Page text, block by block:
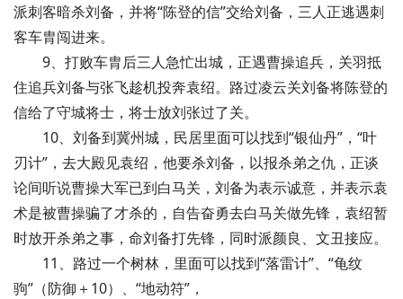
派刺客暗杀刘备，并将“陈登的信”交给刘备，三人正逃遇刺
客车胄闯进来。
9、打败车胄后三人急忙出城，正遇曹操追兵，关羽抵
住追兵刘备与张飞趁机投奔袁绍。路过凌云关刘备将陈登的
信给了守城将士，将士放刘张过了关。
10、刘备到冀州城，民居里面可以找到“银仙丹”，“叶
刃计”，去大殿见袁绍，他要杀刘备，以报杀弟之仇，正谈
论间听说曹操大军已到白马关，刘备为表示诚意，并表示袁
术是被曹操骗了才杀的，自告奋勇去白马关做先锋，袁绍暂
时放开杀弟之事，命刘备打先锋，同时派颜良、文丑接应。
11、路过一个树林，里面可以找到“落雷计”、“龟纹
驹”（防御＋10）、“地动符”，